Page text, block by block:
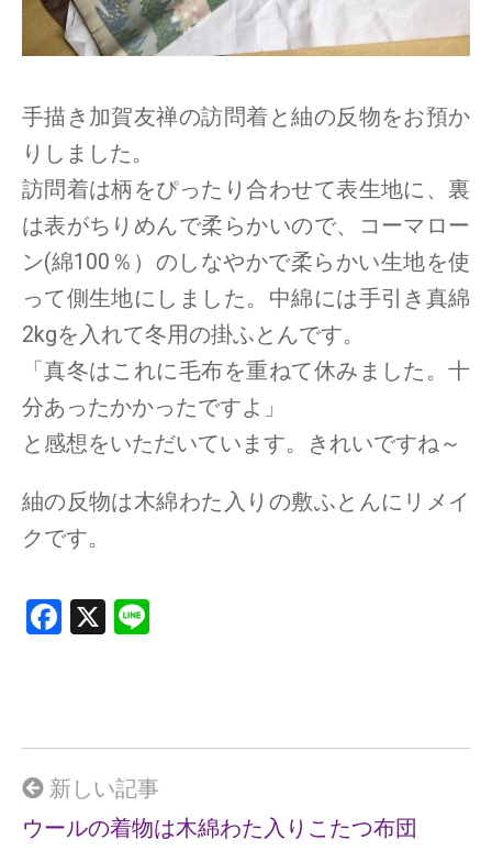
手描き加賀友禅の訪問着と紬の反物をお預か
りしました。
訪問着は柄をぴったり合わせて表生地に、裏
は表がちりめんで柔らかいので、コーマロー
ン(綿100％）のしなやかで柔らかい生地を使
って側生地にしました。中綿には手引き真綿
2kgを入れて冬用の掛ふとんです。
「真冬はこれに毛布を重ねて休みました。十
分あったかかったですよ」
と感想をいただいています。きれいですね～
紬の反物は木綿わた入りの敷ふとんにリメイ
クです。
F
o
o
k
X Li
新しい記事
ウールの着物は木綿わた入りこたつ布団